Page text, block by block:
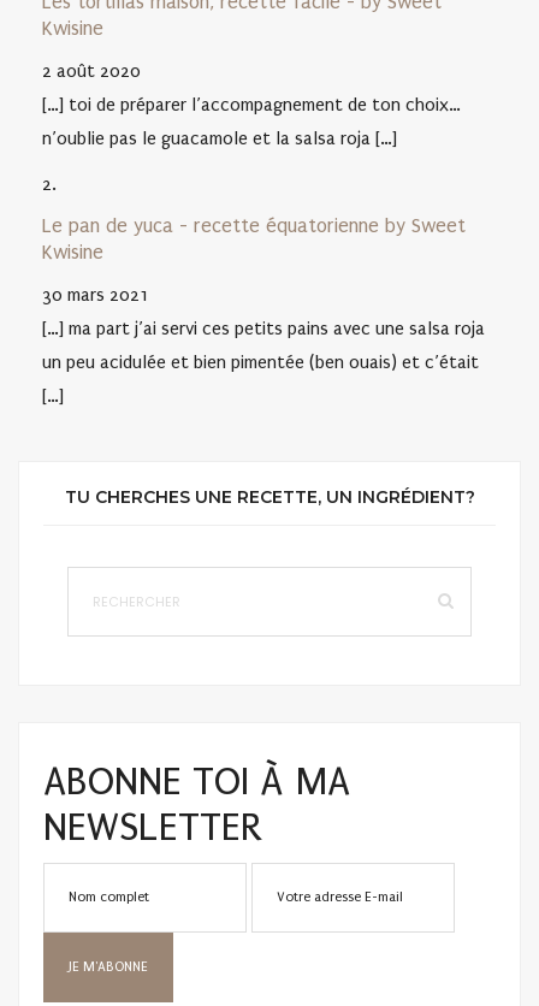
Kwisine
2 août 2020
[…] toi de préparer l’accompagnement de ton choix…
n’oublie pas le guacamole et la salsa roja […]
Le pan de yuca - recette équatorienne by Sweet
Kwisine
30 mars 2021
[…] ma part j’ai servi ces petits pains avec une salsa roja
un peu acidulée et bien pimentée (ben ouais) et c’était
[…]
TU CHERCHES UNE RECETTE, UN INGRÉDIENT?
ABONNE TOI À MA
NEWSLETTER